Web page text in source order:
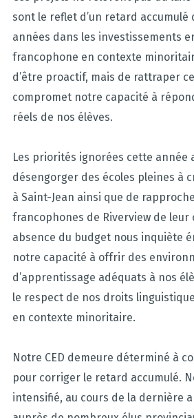
sont le reflet d’un retard accumulé
années dans les investissements
francophone en contexte
d’être proactif, mais de rattraper
compromet notre capacité à
réels de nos élèves.
Les priorités ignorées cette année
désengorger des écoles pleines à
à Saint-Jean ainsi que de
francophones de Riverview de leur
absence du budget nous inquiète
notre capacité à offrir des
d’apprentissage adéquats à nos
le respect de nos droits
en contexte minoritaire.
Notre CED demeure déterminé à
pour corriger le retard accumulé.
intensifié, au cours de la dernière